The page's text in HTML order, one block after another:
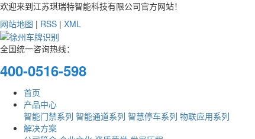
欢迎来到江苏琪瑞特智能科技有限公司官方网站！
网站地图 | RSS | XML
全国统一咨询热线：
400-0516-598
首页
产品中心
智能门禁系列 智能通道系列 智慧停车系列 物联应用系列
解决方案